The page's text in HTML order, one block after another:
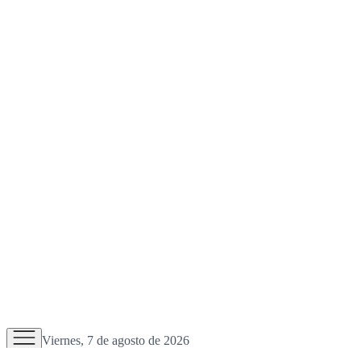
Viernes, 7 de agosto de 2026